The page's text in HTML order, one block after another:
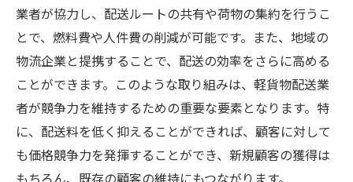
業者が協力し、配送ルートの共有や荷物の集約を行うこ
とで、燃料費や人件費の削減が可能です。また、地域の
物流企業と提携することで、配送の効率をさらに高める
ことができます。このような取り組みは、軽貨物配送業
者が競争力を維持するための重要な要素となります。特
に、配送料を低く抑えることができれば、顧客に対して
も価格競争力を発揮することができ、新規顧客の獲得は
もちろん、既存の顧客の維持にもつながります。